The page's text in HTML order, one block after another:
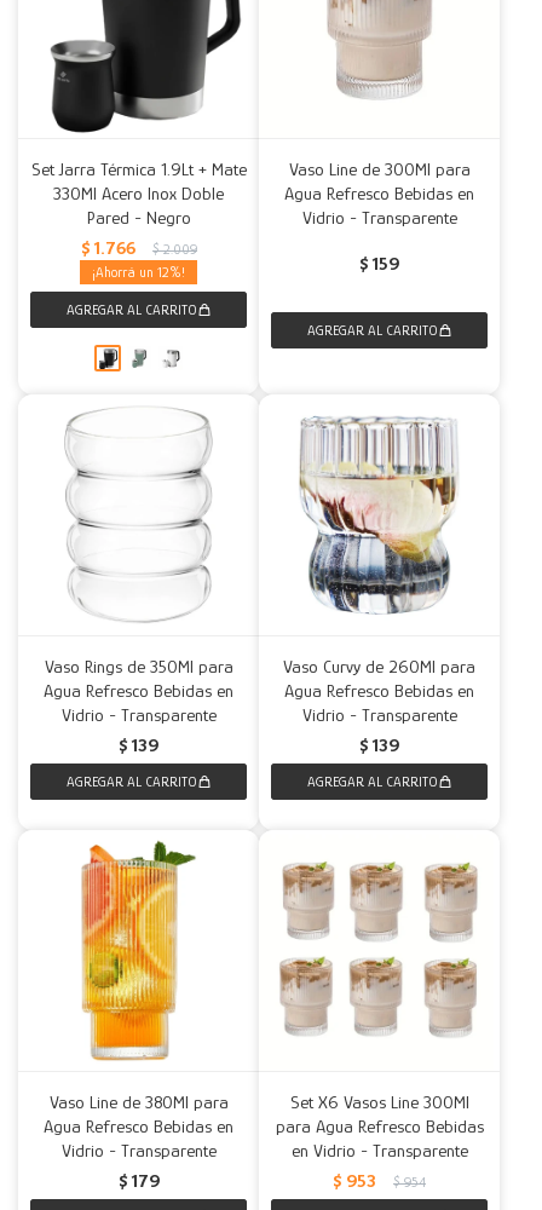
Set Jarra Térmica 1.9Lt + Mate
330Ml Acero Inox Doble
Pared - Negro
$ 1.766 $ 2.009
12
Vaso Line de 300Ml para
Agua Refresco Bebidas en
Vidrio - Transparente
$ 159
Vaso Rings de 350Ml para
Agua Refresco Bebidas en
Vidrio - Transparente
$ 139
Vaso Curvy de 260Ml para
Agua Refresco Bebidas en
Vidrio - Transparente
$ 139
Vaso Line de 380Ml para
Agua Refresco Bebidas en
Vidrio - Transparente
$ 179
Set X6 Vasos Line 300Ml
para Agua Refresco Bebidas
en Vidrio - Transparente
$ 953 $ 954